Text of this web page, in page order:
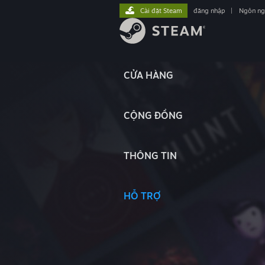
CỬA HÀNG
CỘNG ĐỒNG
THÔNG TIN
HỖ TRỢ
Cài đặt Steam đăng nhập Ngôn